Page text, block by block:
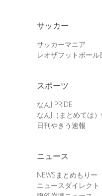
サッカー
サッカーマニア
レオザフットボー
スポーツ
なんJ PRIDE
なんJ（まとめては
日刊やきう速報
ニュース
NEWSまとめもりー
ニュースダイレクト